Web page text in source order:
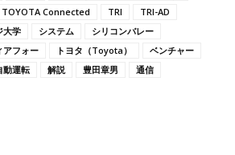
TOYOTA Connected TRI
TRI-AD
大学 システム
シリコンバレー
アフォー トヨタ（Toyota）
ベンチャー
動運転 解説 豊田章男 通信